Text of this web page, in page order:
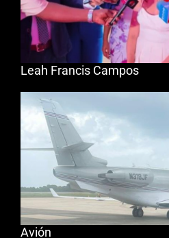
Leah Francis Campos
Avión